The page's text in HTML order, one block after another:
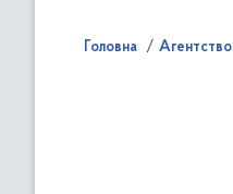
Головна Агентство